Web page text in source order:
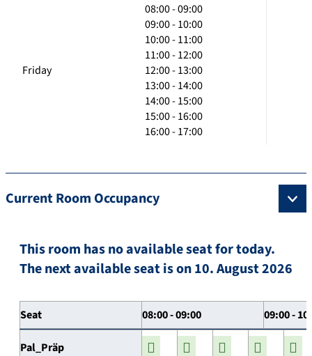
Friday
08:00 - 09:00
09:00 - 10:00
10:00 - 11:00
11:00 - 12:00
12:00 - 13:00
13:00 - 14:00
14:00 - 15:00
15:00 - 16:00
16:00 - 17:00
Current Room Occupancy
This room has no available seat for today.
The next available seat is on 10. August 2026
Seat 08:00 - 09:00 09:00 -
Pal_Präp